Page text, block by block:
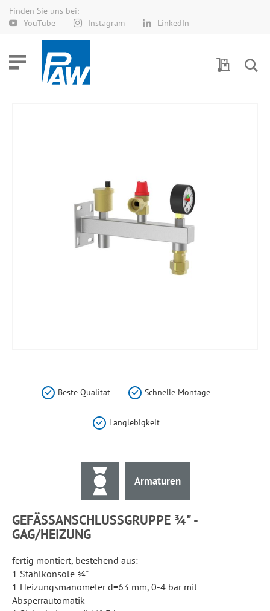
Finden Sie uns bei:
YouTube
Instagram LinkedIn
Direkt
Meine
Beste Qualität Schnelle Montage
Langlebigkeit
Armaturen
GEFÄSSANSCHLUSSGRUPPE ¾" - G
AG/HEIZUNG
fertig montiert, bestehend aus:
1 Stahlkonsole ¾"
1 Heizungsmanometer d=63 mm, 0-4 bar mit
Absperrautomatik